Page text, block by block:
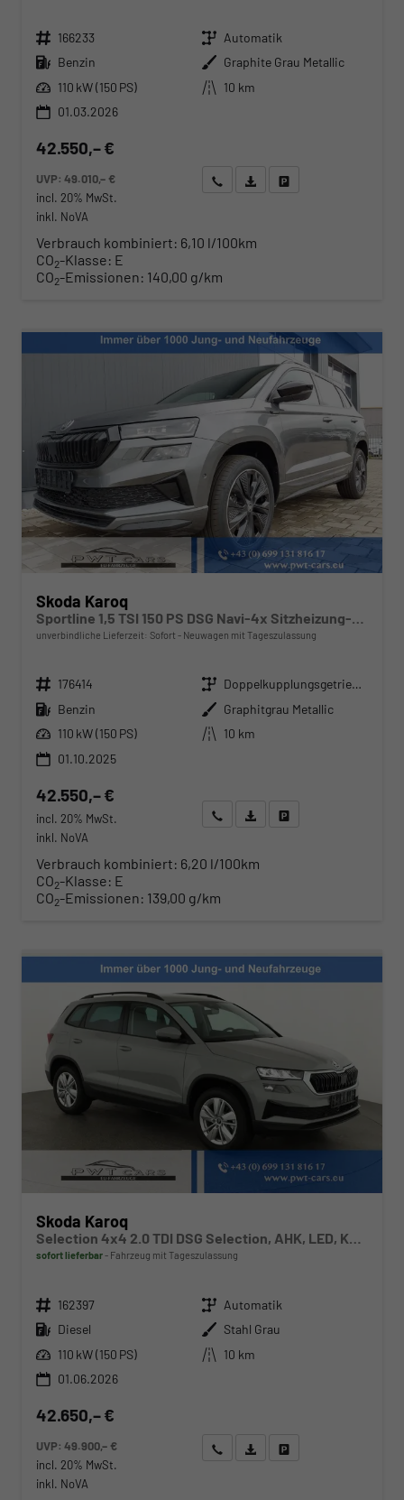
Fahrzeugnr. 166233 Getriebe Automatik
Kraftstoff Benzin Außenfarbe Graphite Grau Metallic
Leistung 110 kW (150 PS) Kilometerstand
10 km
01.03.2026
42.550,– €
UVP:49.010,– €
incl. 20% MwSt.
inkl. NoVA
Wir rufen Sie anAngebot drucken (PDF)
Verbrauch kombiniert: 6,10 l/100km
CO2-Klasse: E
CO2-Emissionen: 140,00 g/km
Skoda Karoq
unverbindliche Lieferzeit: Sofort Neuwagen mit Tageszulassung
Fahrzeugnr. 176414 Getriebe
Doppelkupplungsgetriebe (DSG)
Kraftstoff Benzin Außenfarbe Graphitgrau Metallic
Leistung 110 kW (150 PS) Kilometerstand
10 km
01.10.2025
42.550,– €
incl. 20% MwSt.
inkl. NoVA
Wir rufen Sie anAngebot drucken (PDF)
Verbrauch kombiniert: 6,20 l/100km
CO2-Klasse: E
CO2-Emissionen: 139,00 g/km
Skoda Karoq
Selection 4x4 2.0 TDI DSG Selection, AHK, LED, Kamera, Winter, 4 J.-Garantie
sofort lieferbar Fahrzeug mit Tageszulassung
Fahrzeugnr. 162397 Getriebe Automatik
Kraftstoff Diesel Außenfarbe Stahl Grau
Leistung 110 kW (150 PS) Kilometerstand
10 km
01.06.2026
42.650,– €
UVP:49.900,– €
incl. 20% MwSt.
inkl. NoVA
Wir rufen Sie anAngebot drucken (PDF)